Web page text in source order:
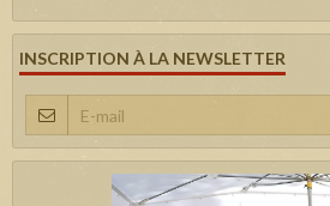
INSCRIPTION À LA NEWSLETTER